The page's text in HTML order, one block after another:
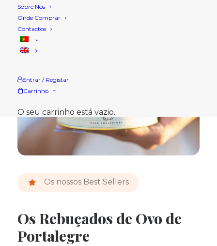
Sobre Nós
Onde Comprar
Contactos
Entrar / Registar
Carrinho
O seu carrinho está vazio.
Os nossos Best Sellers
Os Rebuçados de Ovo de
Portalegre